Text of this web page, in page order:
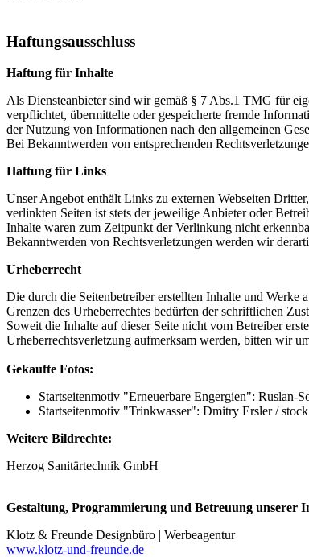
Haftungsausschluss
Haftung für Inhalte
Als Diensteanbieter sind wir gemäß § 7 Abs.1 TMG für
verpflichtet, übermittelte oder gespeicherte fremde
der Nutzung von Informationen nach den allgemeinen
Bei Bekanntwerden von entsprechenden
Haftung für Links
Unser Angebot enthält Links zu externen Webseiten
verlinkten Seiten ist stets der jeweilige Anbieter oder
Inhalte waren zum Zeitpunkt der Verlinkung nicht
Bekanntwerden von Rechtsverletzungen werden wir
Urheberrecht
Die durch die Seitenbetreiber erstellten Inhalte und
Grenzen des Urheberrechtes bedürfen der schriftlichen
Soweit die Inhalte auf dieser Seite nicht vom Betreiber
Urheberrechtsverletzung aufmerksam werden, bitten wir
Gekaufte Fotos:
Startseitenmotiv "Erneuerbare Engergien": Ruslan-
Startseitenmotiv "Trinkwasser": Dmitry Ersler /
Weitere Bildrechte:
Herzog Sanitärtechnik GmbH
Gestaltung, Programmierung und Betreuung unserer
Klotz & Freunde Designbüro | Werbeagentur
www.klotz-und-freunde.de